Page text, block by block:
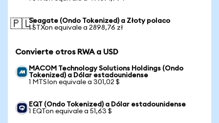
🇵🇱Seagate (Ondo Tokenized) a Złoty polaco
1 STXon equivale a 2898,76 zł
Convierte otros RWA a USD
MACOM Technology Solutions Holdings (Ondo
Tokenized) a Dólar estadounidense
1 MTSIon equivale a 301,02 $
EQT (Ondo Tokenized) a Dólar estadounidense
1 EQTon equivale a 51,63 $